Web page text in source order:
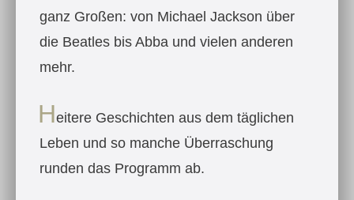
ganz Großen: von Michael Jackson über
die Beatles bis Abba und vielen anderen
mehr.
Heitere Geschichten aus dem täglichen
Leben und so manche Überraschung
runden das Programm ab.